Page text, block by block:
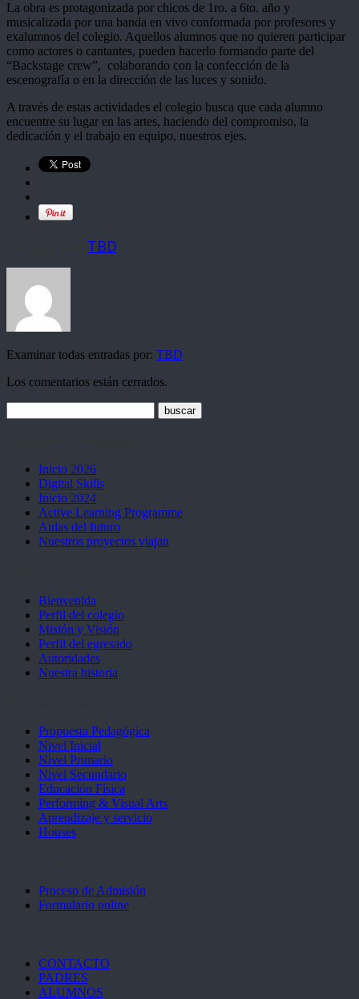
La obra es protagonizada por chicos de 1ro. a 6to. año y
musicalizada por una banda en vivo conformada por profesores y
exalumnos del colegio. Aquellos alumnos que no quieren participar
como actores o cantantes, pueden hacerlo formando parte del
“Backstage crew”, colaborando con la confección de la
escenografía o en la dirección de las luces y sonido.
A través de estas actividades el colegio busca que cada alumno
encuentre su lugar en las artes, haciendo del compromiso, la
dedicación y el trabajo en equipo, nuestros ejes.
TBD
Examinar todas entradas por: TBD
Los comentarios están cerrados.
Inicio 2026
Digital Skills
Inicio 2024
Active Learning Programme
Aulas del futuro
Nuestros proyectos viajan
Bienvenida
Perfil del colegio
Misión y Visión
Perfil del egresado
Autoridades
Nuestra historia
Propuesta Pedagógica
Nivel Inicial
Nivel Primario
Nivel Secundario
Educación Física
Performing & Visual Arts
Aprendizaje y servicio
Houses
Proceso de Admisión
Formulario online
CONTACTO
PADRES
ALUMNOS